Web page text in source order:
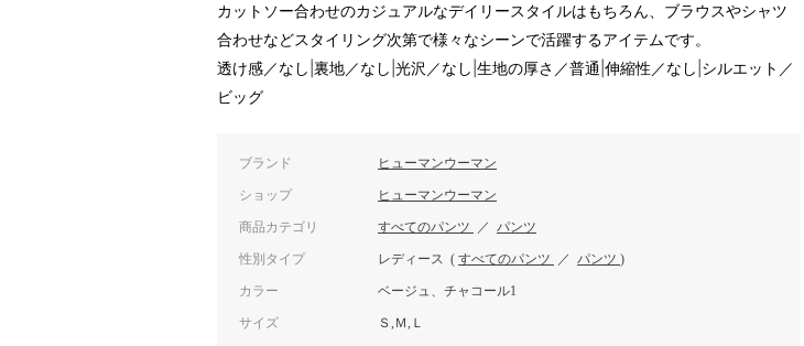
カットソー合わせのカジュアルなデイリースタイルはもちろん、ブラウスやシャツ
合わせなどスタイリング次第で様々なシーンで活躍するアイテムです。
透け感／なし|裏地／なし|光沢／なし|生地の厚さ／普通|伸縮性／なし|シルエット／
ビッグ
ブランド ヒューマンウーマン
ショップ ヒューマンウーマン
商品カテゴリ すべてのパンツ ／ パンツ
性別タイプ レディース ( すべてのパンツ ／ パンツ )
カラー ベージュ、チャコール1
サイズ Ｓ,Ｍ,Ｌ